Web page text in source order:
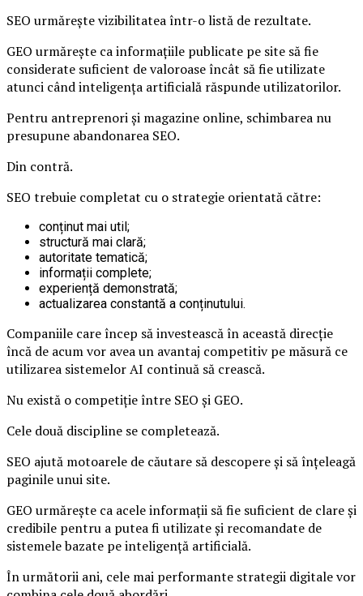
SEO urmărește vizibilitatea într-o listă de rezultate.
GEO urmărește ca informațiile publicate pe site să fie
considerate suficient de valoroase încât să fie utilizate
atunci când inteligența artificială răspunde utilizatorilor.
Pentru antreprenori și magazine online, schimbarea nu
presupune abandonarea SEO.
Din contră.
SEO trebuie completat cu o strategie orientată către:
conținut mai util;
structură mai clară;
autoritate tematică;
informații complete;
experiență demonstrată;
actualizarea constantă a conținutului.
Companiile care încep să investească în această direcție
încă de acum vor avea un avantaj competitiv pe măsură ce
utilizarea sistemelor AI continuă să crească.
Nu există o competiție între SEO și GEO.
Cele două discipline se completează.
SEO ajută motoarele de căutare să descopere și să înțeleagă
paginile unui site.
GEO urmărește ca acele informații să fie suficient de clare și
credibile pentru a putea fi utilizate și recomandate de
sistemele bazate pe inteligență artificială.
În următorii ani, cele mai performante strategii digitale vor